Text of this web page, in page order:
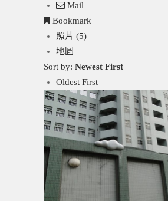
Mail
Bookmark
照片 (5)
地圖
Sort by: Newest First
Oldest First